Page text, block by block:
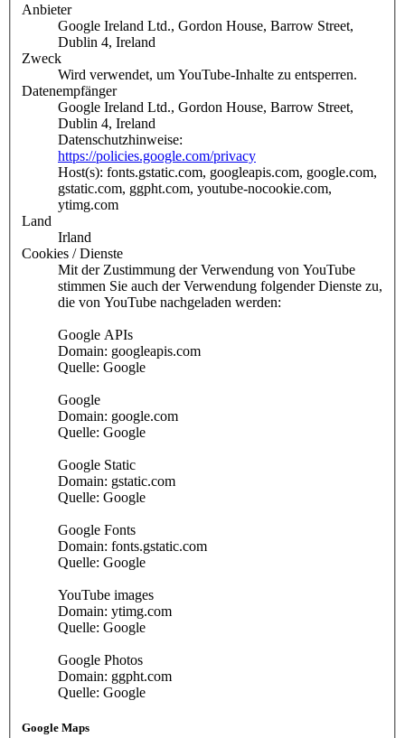
Anbieter
Google Ireland Ltd., Gordon House, Barrow Street,
Dublin 4, Ireland
Zweck
Wird verwendet, um YouTube-Inhalte zu entsperren.
Datenempfänger
Google Ireland Ltd., Gordon House, Barrow Street,
Dublin 4, Ireland
Datenschutzhinweise:
https://policies.google.com/privacy
Host(s): fonts.gstatic.com, googleapis.com, google.com,
gstatic.com, ggpht.com, youtube-nocookie.com,
ytimg.com
Land
Irland
Cookies / Dienste
Mit der Zustimmung der Verwendung von YouTube
stimmen Sie auch der Verwendung folgender Dienste zu,
die von YouTube nachgeladen werden:
Google APIs
Domain: googleapis.com
Quelle: Google
Google
Domain: google.com
Quelle: Google
Google Static
Domain: gstatic.com
Quelle: Google
Google Fonts
Domain: fonts.gstatic.com
Quelle: Google
YouTube images
Domain: ytimg.com
Quelle: Google
Google Photos
Domain: ggpht.com
Quelle: Google
Google Maps